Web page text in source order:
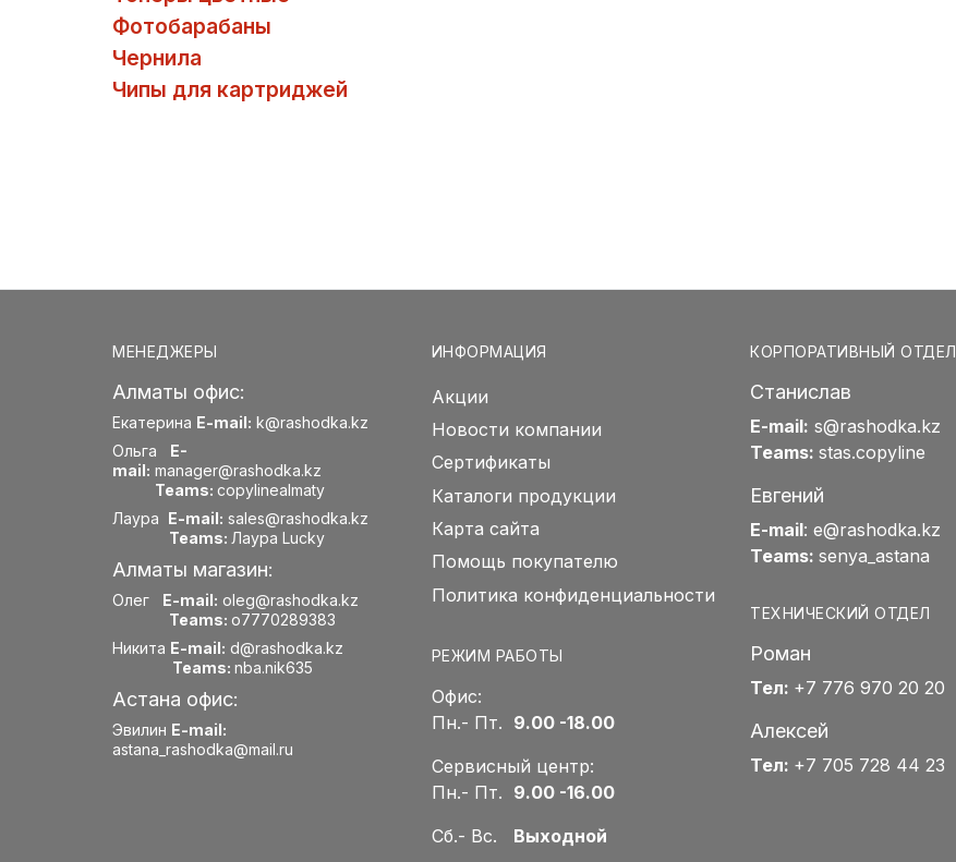
Фотобарабаны
Чернила
Чипы для картриджей
МЕНЕДЖЕРЫ
Алматы офис:
Екатерина E-mail: k@rashodka.kz
Ольга E-
mail: manager@rashodka.kz
Teams: copylinealmaty
Лаура E-mail: sales@rashodka.kz
Teams: Лаура Lucky
Алматы магазин:
Олег E-mail: oleg@rashodka.kz
Teams: o7770289383
Никита E-mail: d@rashodka.kz
Teams: nba.nik635
Астана офис:
Эвилин E-mail:
astana_rashodka@mail.ru
ИНФОРМАЦИЯ
Акции
Новости компании
Сертификаты
Каталоги продукции
Карта сайта
Помощь покупателю
Политика конфиденциальности
РЕЖИМ РАБОТЫ
Офис:
Пн.- Пт. 9.00 -18.00
Сервисный центр:
Пн.- Пт. 9.00 -16.00
Сб.- Вс. Выходной
КОРПОРАТИВНЫЙ ОТДЕЛ
Станислав
E-mail: s@rashodka.kz
Teams: stas.copyline
Евгений
E-mail: e@rashodka.kz
Teams: senya_astana
ТЕХНИЧЕСКИЙ ОТДЕЛ
Роман
Тел: +7 776 970 20 20
Алексей
Тел: +7 705 728 44 23